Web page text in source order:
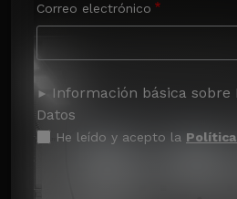
Correo electrónico
Información básica sobre
Datos
He leído y acepto la